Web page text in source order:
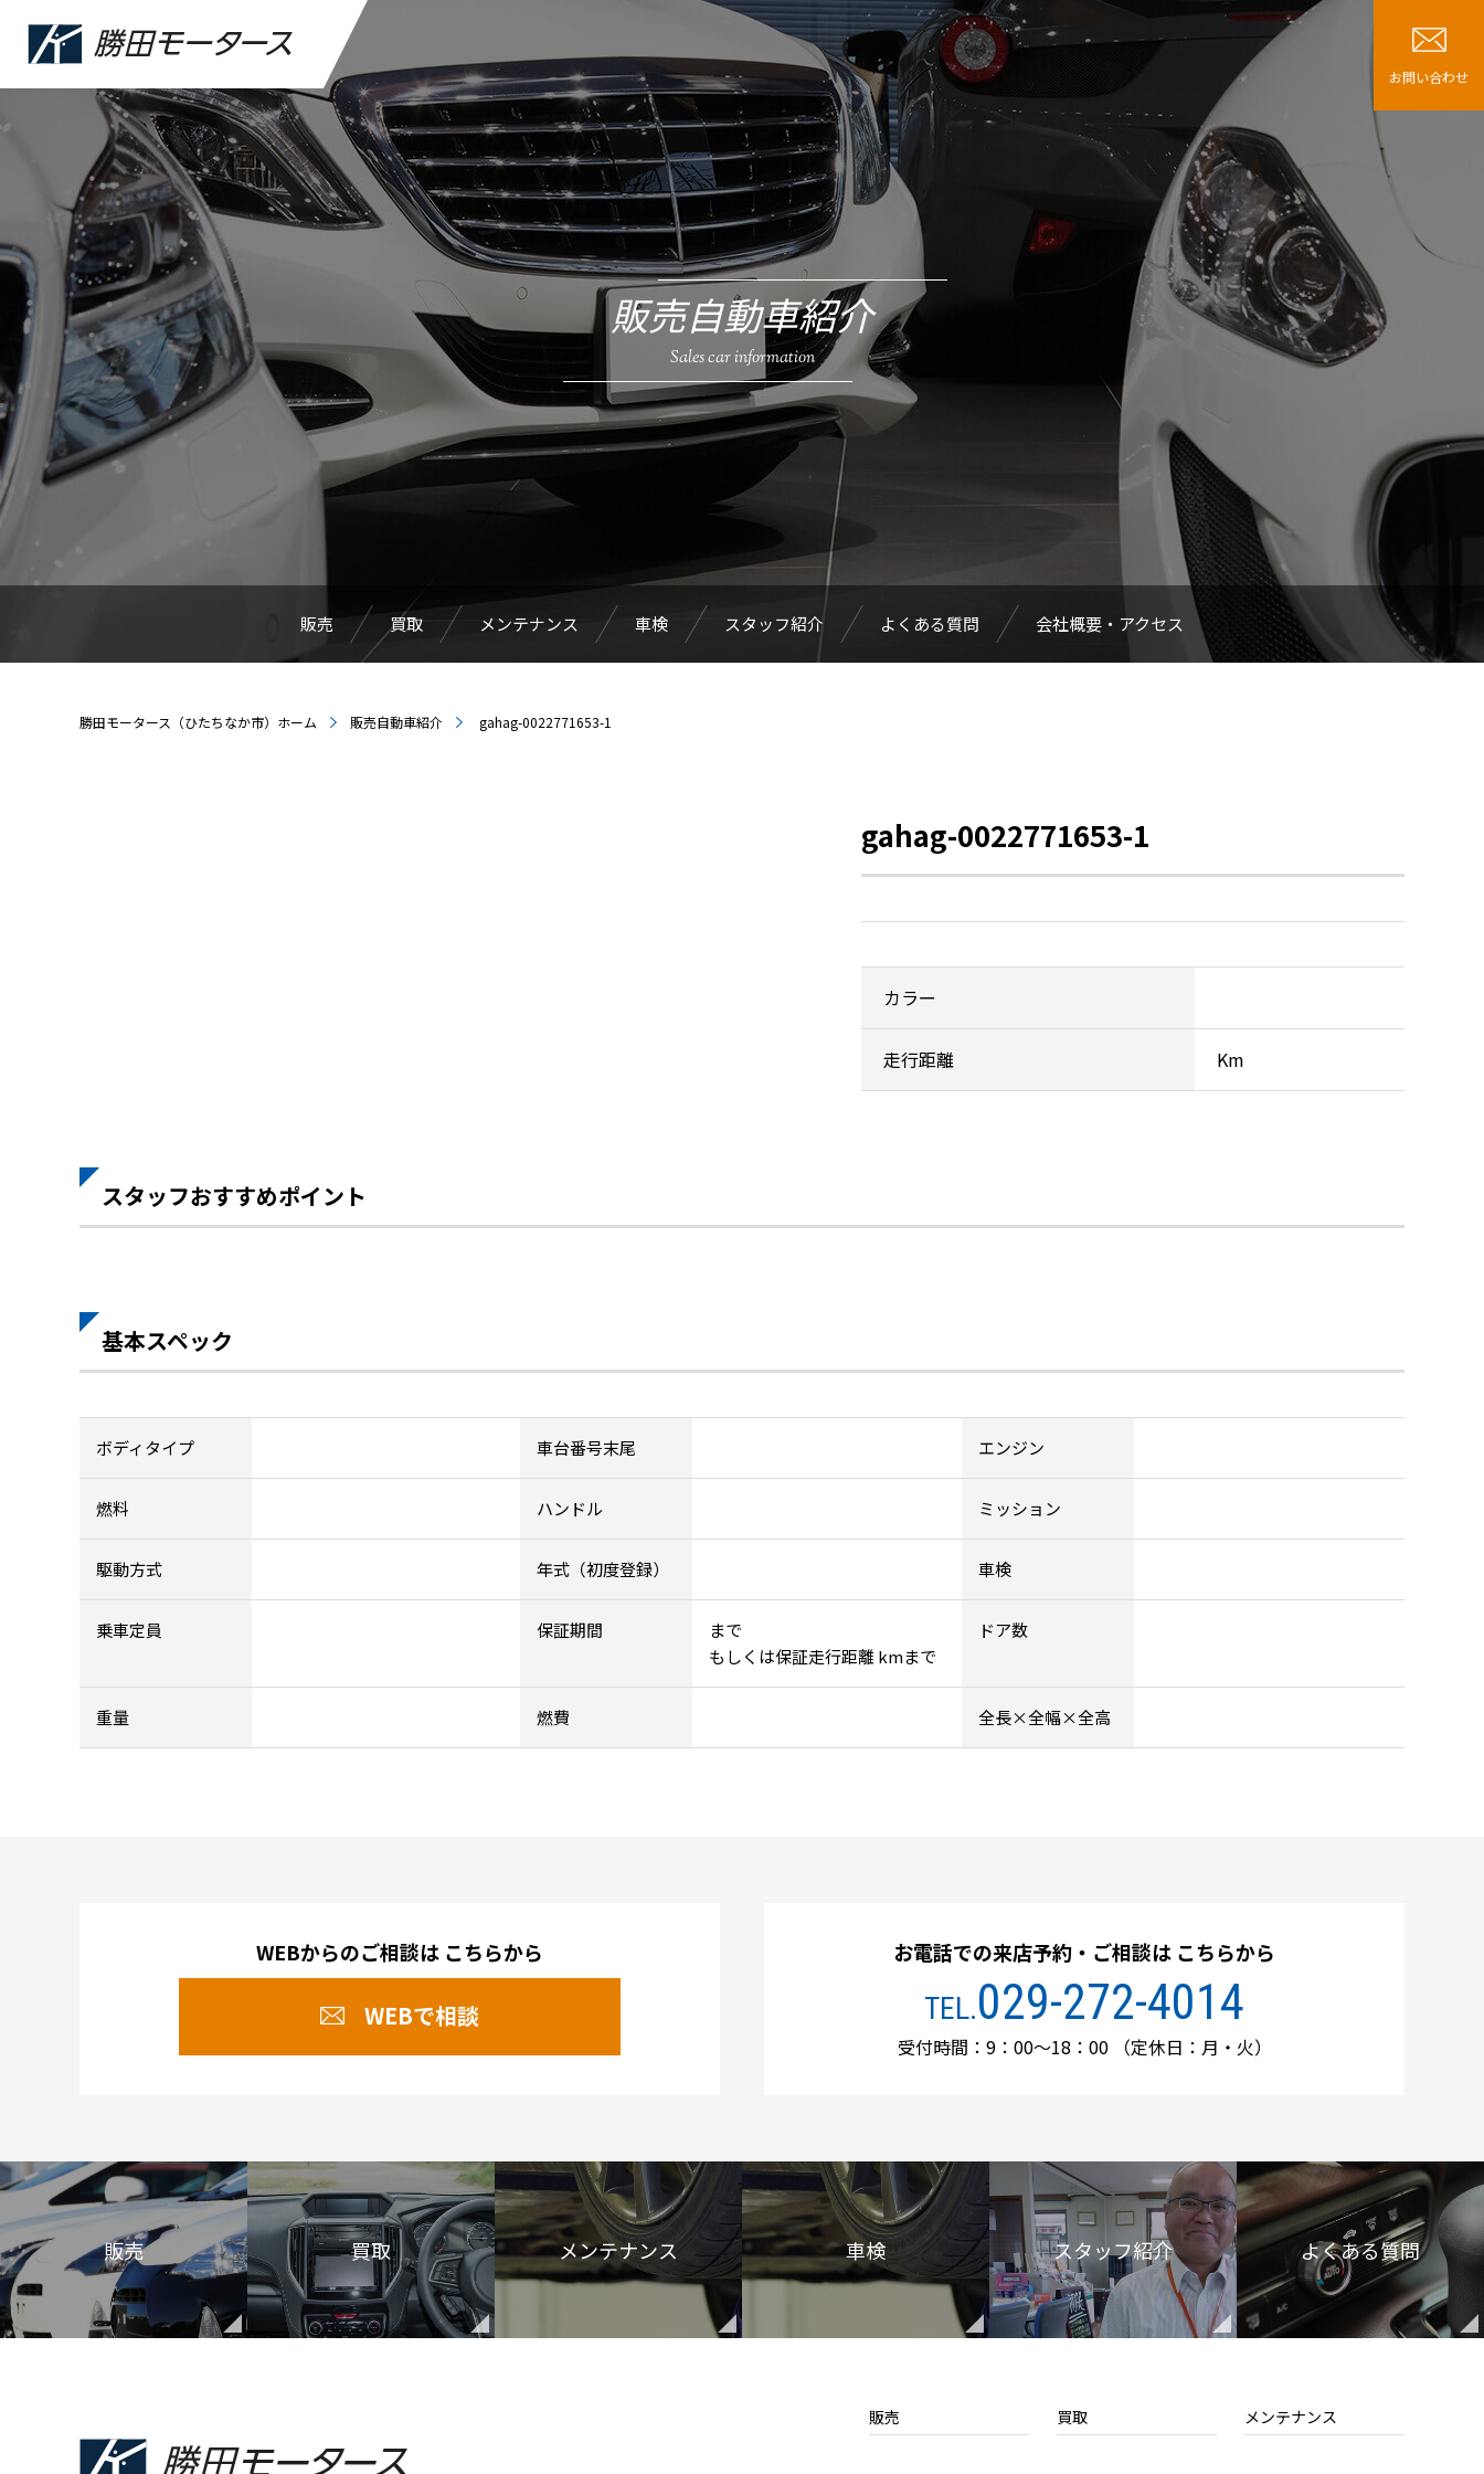
お問い合わせ
販売自動車紹介
Sales car information
販売 買取 メンテナンス 車検 スタッフ紹介 よくある質問 会社概要・アクセス
勝田モータース（ひたちなか市）ホーム 販売自動車紹介 gahag-0022771653-1
gahag-0022771653-1
カラー
走行距離 Km
スタッフおすすめポイント
基本スペック
ボディタイプ 車台番号末尾 エンジン
燃料 ハンドル ミッション
駆動方式 年式（初度登録） 車検
乗車定員 保証期間
まで
もしくは保証走行距離 kmまで
ドア数
重量 燃費 全長×全幅×全高
WEBからのご相談は こちらから
WEBで相談
お電話での来店予約・ご相談は こちらから
TEL.029-272-4014
受付時間：9：00～18：00（定休日：月・火）
販売 買取 メンテナンス 車検 スタッフ紹介 よくある質問
販売 買取 メンテナンス